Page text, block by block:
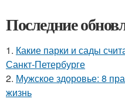
Последние
1. Какие парки и сады
Санкт-Петербурге
2. Мужское здоровье: 8
жизнь